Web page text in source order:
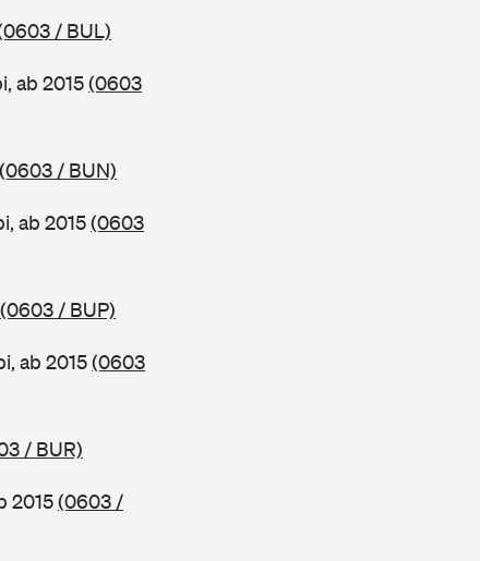
/ BUL)
ab 2015(0603
(0603 / BUN)
ab 2015(0603
(0603 / BUP)
ab 2015(0603
/ BUR)
2015(0603 /